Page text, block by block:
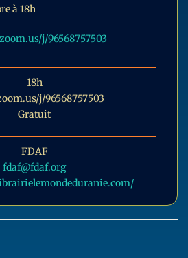
à 18h
j/96568757503
18h
j/96568757503
Gratuit
FDAF
fdaf@fdaf.org